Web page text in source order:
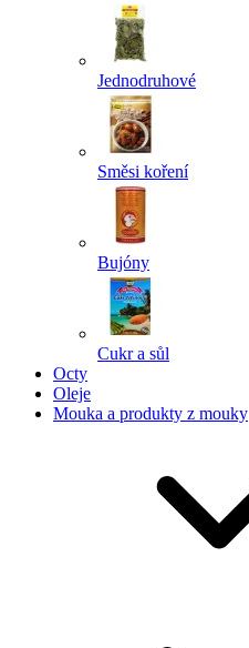
Jednodruhové
Směsi koření
Bujóny
Cukr a sůl
Octy
Oleje
Mouka a produkty z mouky